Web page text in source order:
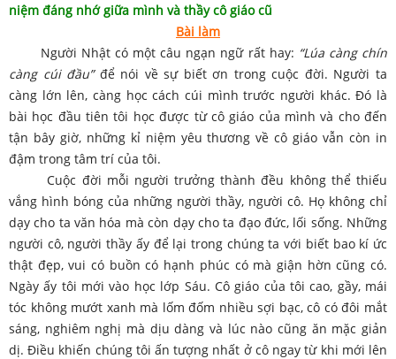
niệm đáng nhớ giữa mình và thầy cô giáo cũ
Bài làm
Người Nhật có một câu ngạn ngữ rất hay: “Lúa càng chín
càng cúi đầu”để nói về sự biết ơn trong cuộc đời. Người ta
càng lớn lên, càng học cách cúi mình trước người khác. Đó là
bài học đầu tiên tôi học được từ cô giáo của mình và cho đến
tận bây giờ, những kỉ niệm yêu thương về cô giáo vẫn còn in
đậm trong tâm trí của tôi.
Cuộc đời mỗi người trưởng thành đều không thể thiếu
vắng hình bóng của những người thầy, người cô. Họ không chỉ
dạy cho ta văn hóa mà còn dạy cho ta đạo đức, lối sống. Những
người cô, người thầy ấy để lại trong chúng ta với biết bao kí ức
thật đẹp, vui có buồn có hạnh phúc có mà giận hờn cũng có.
Ngày ấy tôi mới vào học lớp Sáu. Cô giáo của tôi cao, gầy, mái
tóc không mướt xanh mà lốm đốm nhiều sợi bạc, cô có đôi mắt
sáng, nghiêm nghị mà dịu dàng và lúc nào cũng ăn mặc giản
dị. Điều khiến chúng tôi ấn tượng nhất ở cô ngay từ khi mới lên